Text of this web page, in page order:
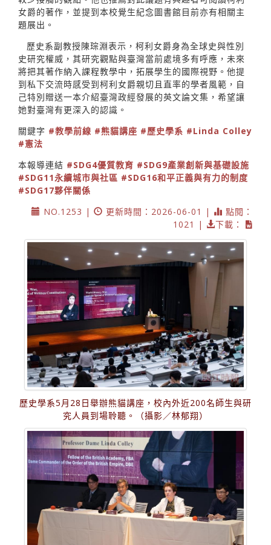
女爵的著作，並提到本校覺生紀念圖書館目前亦有相關主
題展出。
歷史系副教授陳琮淵表示，柯利女爵身為全球史與性別
史研究權威，其研究觀點與臺灣當前處境多有呼應，未來
將把其著作納入課程教學中，拓展學生的國際視野。他提
到私下交流時感受到柯利女爵親切且直率的學者風範，自
己特別贈送一本介紹臺灣政經發展的英文論文集，希望讓
她對臺灣有更深入的認識。
關鍵字 #教學前線 #熊貓講座 #歷史學系 #Linda Colley
#憲法
本報導連結 #SDG4優質教育 #SDG9產業創新與基礎設施
#SDG11永續城市與社區 #SDG16和平正義與有力的制度
#SDG17夥伴關係
NO.1253 |
更新時間：2026-06-01 |
點閱：
1021 |
下載：
歷史學系5月28日舉辦熊貓講座，校內外近200名師生與研
究人員到場聆聽。（攝影／林郁翔）